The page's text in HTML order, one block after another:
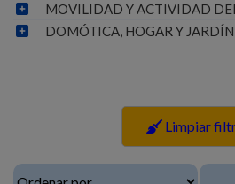
MOVILIDAD Y ACTIVIDAD
DOMÓTICA, HOGAR Y JARDÍN
Limpiar